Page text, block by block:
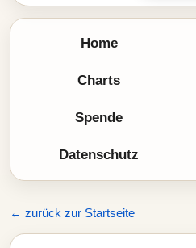
Home
Charts
Spende
Datenschutz
← zurück zur Startseite